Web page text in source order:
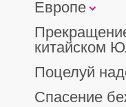
Европе
китайском
Поцелуй
Спасение